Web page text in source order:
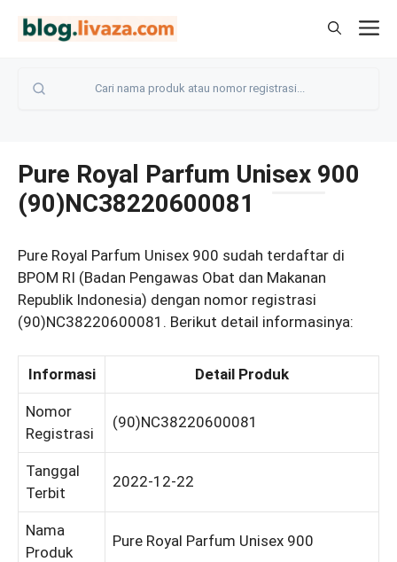
Pure Royal Parfum Unisex 900
(90)NC38220600081
Pure Royal Parfum Unisex 900 sudah terdaftar di
BPOM RI (Badan Pengawas Obat dan Makanan
Republik Indonesia) dengan nomor registrasi
(90)NC38220600081. Berikut detail informasinya:
Informasi Detail Produk
Nomor
Registrasi
(90)NC38220600081
Tanggal
Terbit
2022-12-22
Nama
Produk
Pure Royal Parfum Unisex 900